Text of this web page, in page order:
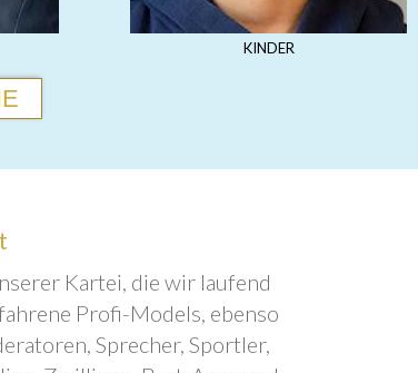
KINDER
Kartei, die wir laufend
Profi-Models, ebenso
Sprecher, Sportler,